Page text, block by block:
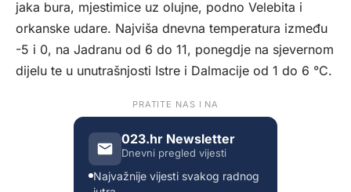
jaka bura, mjestimice uz olujne, podno Velebita i
orkanske udare. Najviša dnevna temperatura između
-5 i 0, na Jadranu od 6 do 11, ponegdje na sjevernom
dijelu te u unutrašnjosti Istre i Dalmacije od 1 do 6 °C.
PRATITE NAS I NA
023.hr Newsletter
Dnevni pregled vijesti
Najvažnije vijesti svakog radnog